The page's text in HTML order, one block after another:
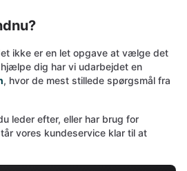
ikke er en let opgave at vælge det
dig har vi udarbejdet en
, hvor de mest stillede spørgsmål fra
leder efter, eller har brug for
vores kundeservice klar til at